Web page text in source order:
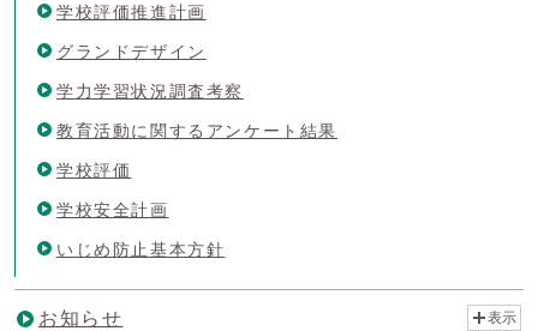
学校評価推進計画
グランドデザイン
学力学習状況調査考察
教育活動に関するアンケート結果
学校評価
学校安全計画
いじめ防止基本方針
お知らせ 表示